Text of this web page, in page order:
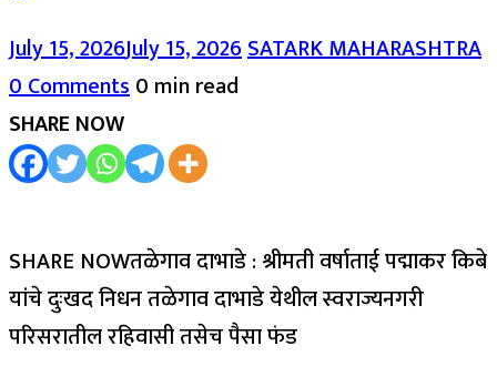
July 15, 2026July 15, 2026SATARK MAHARASHTRA
0 Comments0 min read
SHARE NOW
SHARE NOWतळेगाव दाभाडे : श्रीमती वर्षाताई पद्माकर किबे
यांचे दुःखद निधन तळेगाव दाभाडे येथील स्वराज्यनगरी
परिसरातील रहिवासी तसेच पैसा फंड